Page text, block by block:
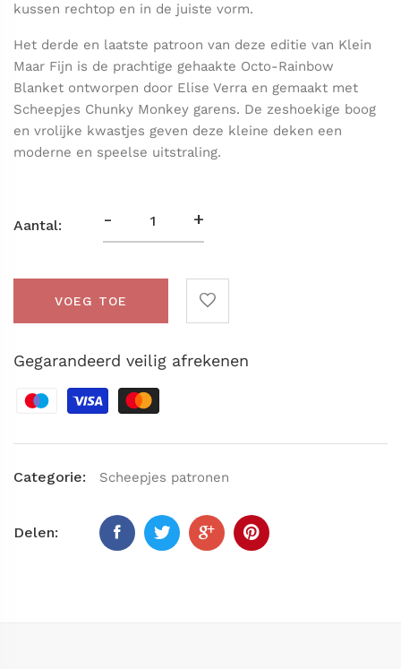
kussen rechtop en in de juiste vorm.
Het derde en laatste patroon van deze editie van Klein
Maar Fijn is de prachtige gehaakte Octo-Rainbow
Blanket ontworpen door Elise Verra en gemaakt met
Scheepjes Chunky Monkey garens. De zeshoekige boog
en vrolijke kwastjes geven deze kleine deken een
moderne en speelse uitstraling.
Aantal: - +
VOEG TOE
Gegarandeerd veilig afrekenen
Categorie: Scheepjes patronen
Delen: